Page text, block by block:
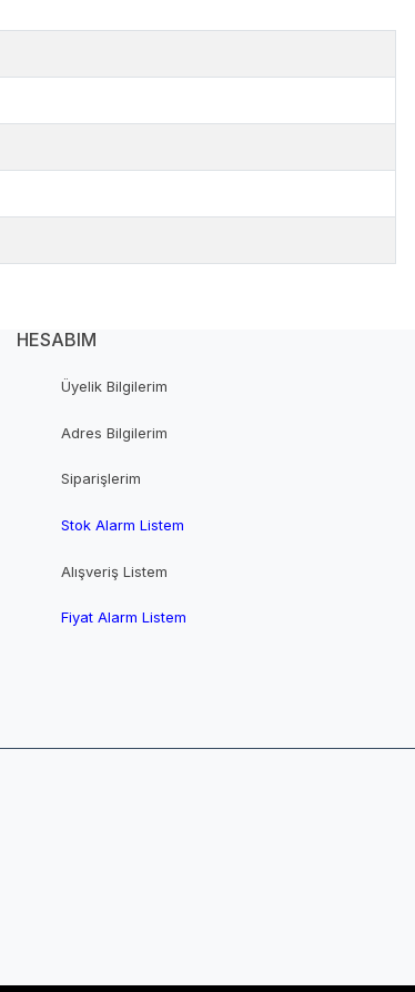
HESABIM
Üyelik Bilgilerim
Adres Bilgilerim
Siparişlerim
Stok Alarm Listem
Alışveriş Listem
Fiyat Alarm Listem